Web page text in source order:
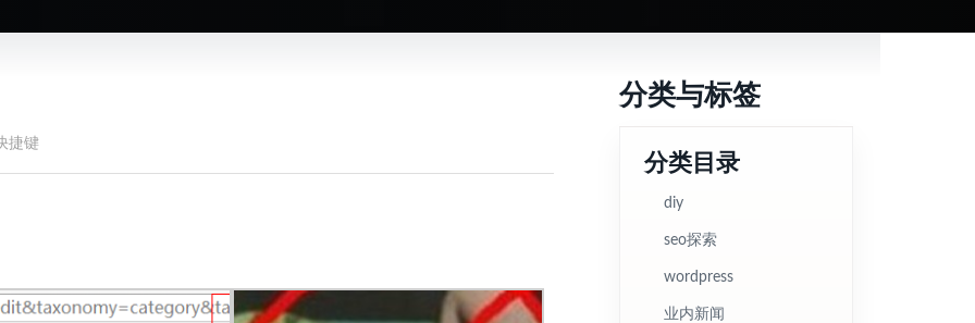
捷键
分类与标签
分类目录
diy
seo探索
wordpress
业内新闻